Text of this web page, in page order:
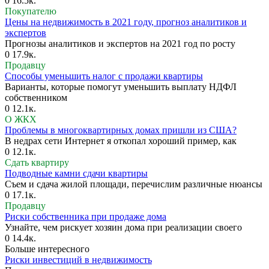
Покупателю
Цены на недвижимость в 2021 году, прогноз аналитиков и
экспертов
Прогнозы аналитиков и экспертов на 2021 год по росту
0 17.9к.
Продавцу
Способы уменьшить налог с продажи квартиры
Варианты, которые помогут уменьшить выплату НДФЛ
собственником
0 12.1к.
О ЖКХ
Проблемы в многоквартирных домах пришли из США?
В недрах сети Интернет я откопал хороший пример, как
0 12.1к.
Сдать квартиру
Подводные камни сдачи квартиры
Съем и сдача жилой площади, перечислим различные нюансы
0 17.1к.
Продавцу
Риски собственника при продаже дома
Узнайте, чем рискует хозяин дома при реализации своего
0 14.4к.
Больше интересного
Риски инвестиций в недвижимость